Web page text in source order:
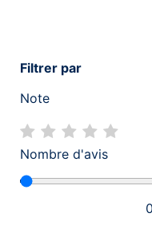
Filtrer par
Note
Nombre d'avis
0